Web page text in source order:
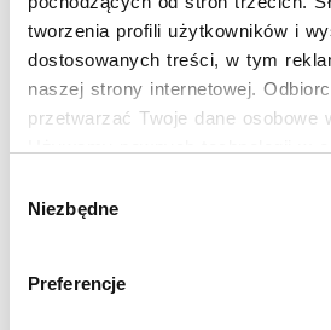
tworzenia profili użytkowników i
dostosowanych treści, w tym
naszej strony internetowej.
przetwarzać Twoje dane osobowe
odrzucić i wycofać swoją zgodę w
zgody
Niezbędne
Preferencje
Limit wartości chronionej w domu
do 65.000 €
Limit wartości chronionej w firmie
do 20.000 €